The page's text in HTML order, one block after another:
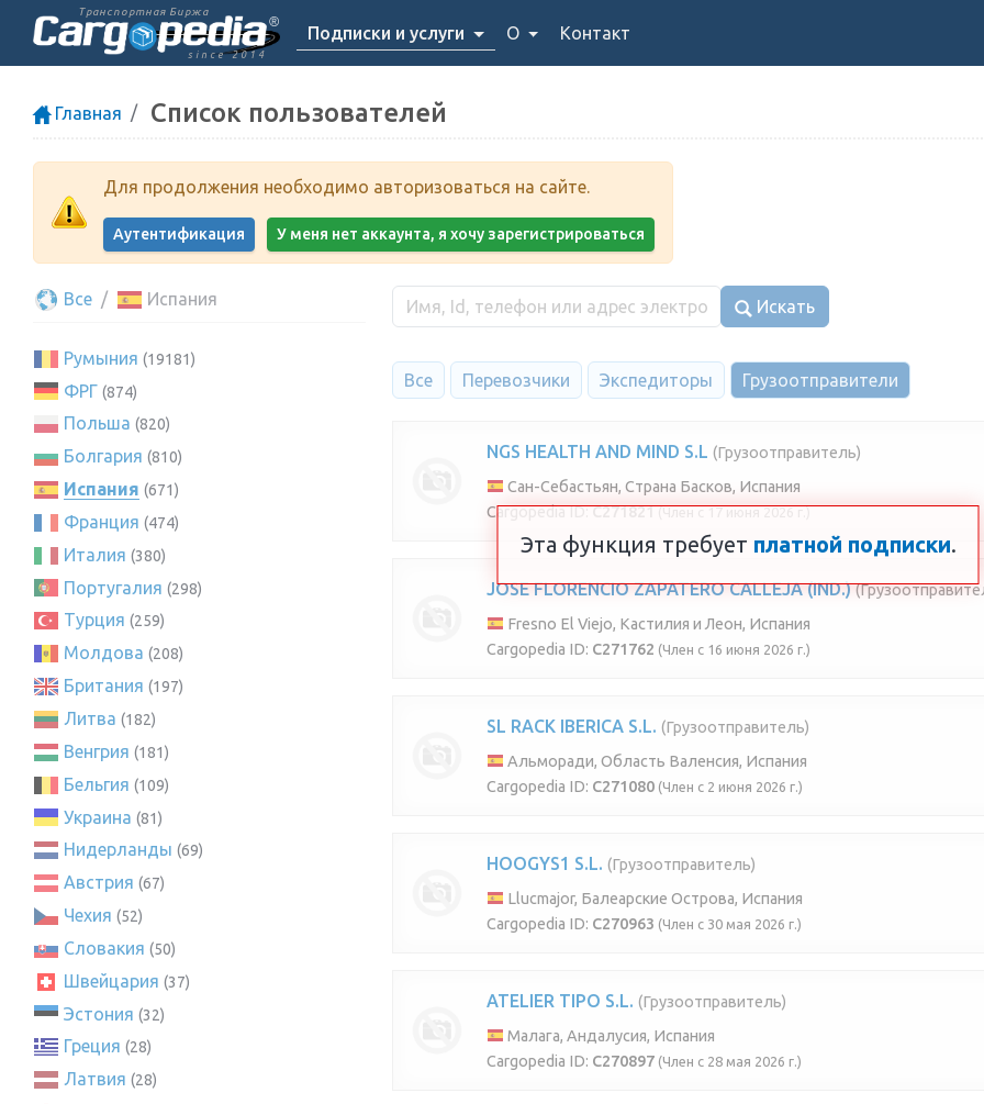
Транспортная Биржа
since 2014
Подписки и услуги О Контакт
Главная Список пользователей
Для продолжения необходимо авторизоваться на сайте.
Аутентификация У меня нет аккаунта, я хочу зарегистрироваться
Все Испания
Румыния (19181)
ФРГ (874)
Польша (820)
Болгария (810)
Испания (671)
Франция (474)
Италия (380)
Португалия (298)
Турция (259)
Молдова (208)
Британия (197)
Литва (182)
Венгрия (181)
Бельгия (109)
Украина (81)
Нидерланды (69)
Австрия (67)
Чехия (52)
Словакия (50)
Швейцария (37)
Эстония (32)
Греция (28)
Латвия (28)
Искать
Все Перевозчики Экспедиторы Грузоотправители
NGS HEALTH AND MIND S.L (Грузоотправитель)
Сан-Себастьян, Страна Басков, Испания
Cargopedia ID:C271821 (Член с 17 июня 2026 г.)
JOSE FLORENCIO ZAPATERO CALLEJA (IND.)
Fresno El Viejo, Кастилия и Леон, Испания
Cargopedia ID: C271762 (Член с 16 июня 2026 г.)
SL RACK IBERICA S.L. (Грузоотправитель)
Альморади, Область Валенсия, Испания
Cargopedia ID: C271080 (Член с 2 июня 2026 г.)
HOOGYS1 S.L. (Грузоотправитель)
Llucmajor, Балеарские Острова, Испания
Cargopedia ID: C270963 (Член с 30 мая 2026 г.)
ATELIER TIPO S.L. (Грузоотправитель)
Малага, Андалусия, Испания
Cargopedia ID: C270897 (Член с 28 мая 2026 г.)
Эта функция требует платной подписки.